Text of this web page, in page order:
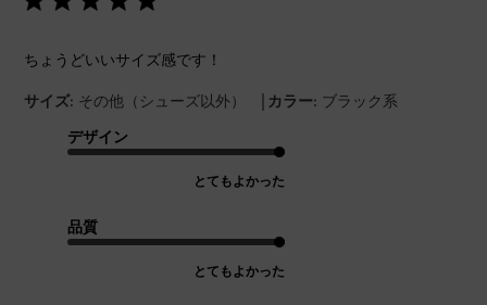
ちょうどいいサイズ感です！
サイズ: その他（シューズ以外） | カラー: ブラック系
デザイン
とてもよかった
品質
とてもよかった